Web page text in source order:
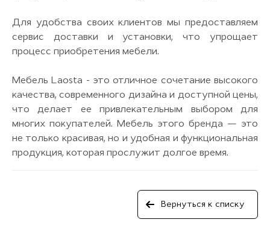
Для удобства своих клиентов мы предоставляем
сервис доставки и установки, что упрощает
процесс приобретения мебели.
Мебель Laosta - это отличное сочетание высокого
качества, современного дизайна и доступной цены,
что делает ее привлекательным выбором для
многих покупателей. Мебель этого бренда — это
не только красивая, но и удобная и функциональная
продукция, которая прослужит долгое время.
Вернуться к списку